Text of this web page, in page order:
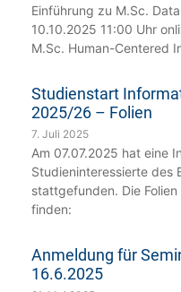
Einführung zu M.Sc.
10.10.2025 11:00 Uhr
M.Sc. Human-Centered
Studienstart
2025/26 – Folien
7. Juli 2025
Am 07.07.2025 hat eine
Studieninteressierte des
stattgefunden. Die
finden:
Anmeldung für
16.6.2025